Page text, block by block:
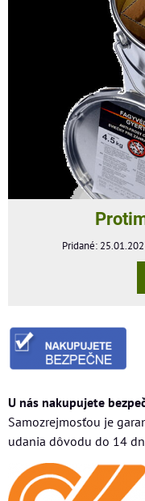
Pridané:
U nás nakupujete
Samozrejmosťou je
udania dôvodu do 14